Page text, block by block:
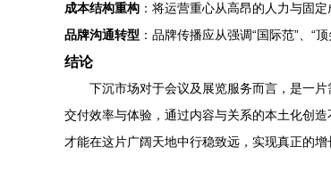
成本结构重构 ：将运营重心从高昂的人力与固
品牌沟通转型 ：品牌传播应从强调“国际范”、“
结论
下沉市场对于会议及展览服务而言，是一
交付效率与体验，通过内容与关系的本土化创
才能在这片广阔天地中行稳致远，实现真正的增